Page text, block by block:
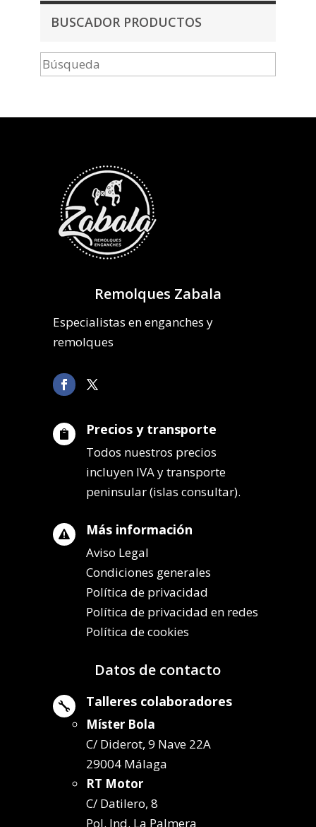
BUSCADOR PRODUCTOS
Remolques Zabala
Especialistas en enganches y
remolques
 Precios y transporte
Todos nuestros precios
incluyen IVA y transporte
peninsular (islas consultar).
 Más información
Aviso Legal
Condiciones generales
Política de privacidad
Política de privacidad en redes
Política de cookies
Datos de contacto
 Talleres colaboradores
Míster Bola
C/ Diderot, 9 Nave 22A
29004 Málaga
RT Motor
C/ Datilero, 8
Pol. Ind. La Palmera